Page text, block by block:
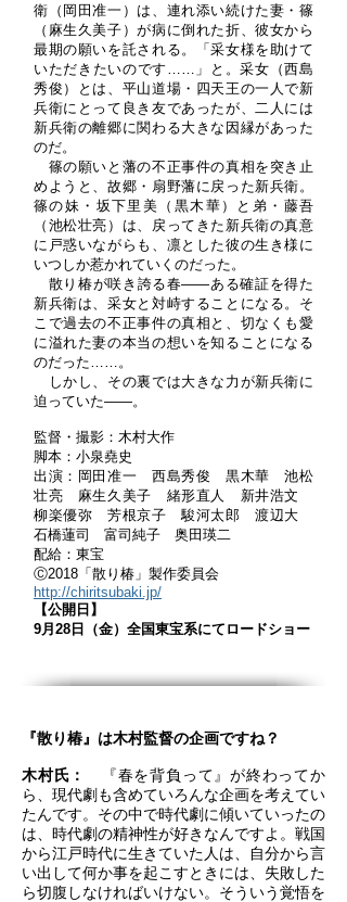
衛（岡田准一）は、連れ添い続けた妻・篠
（麻生久美子）が病に倒れた折、彼女から
最期の願いを託される。「采女様を助けて
いただきたいのです……」と。采女（西島
秀俊）とは、平山道場・四天王の一人で新
兵衛にとって良き友であったが、二人には
新兵衛の離郷に関わる大きな因縁があった
のだ。
篠の願いと藩の不正事件の真相を突き止
めようと、故郷・扇野藩に戻った新兵衛。
篠の妹・坂下里美（黒木華）と弟・藤吾
（池松壮亮）は、戻ってきた新兵衛の真意
に戸惑いながらも、凛とした彼の生き様に
いつしか惹かれていくのだった。
散り椿が咲き誇る春――ある確証を得た
新兵衛は、采女と対峙することになる。そ
こで過去の不正事件の真相と、切なくも愛
に溢れた妻の本当の想いを知ることになる
のだった……。
しかし、その裏では大きな力が新兵衛に
迫っていた――。
監督・撮影：木村大作
脚本：小泉堯史
出演：岡田准一 西島秀俊 黒木華 池松
壮亮 麻生久美子 緒形直人 新井浩文
柳楽優弥 芳根京子 駿河太郎 渡辺大
石橋蓮司 富司純子 奥田瑛二
配給：東宝
Ⓒ2018「散り椿」製作委員会
http://chiritsubaki.jp/
【公開日】
9月28日（金）全国東宝系にてロードショー
『散り椿』は木村監督の企画ですね？
木村氏：
『春を背負って』が終わってか
ら、現代劇も含めていろんな企画を考えてい
たんです。その中で時代劇に傾いていったの
は、時代劇の精神性が好きなんですよ。戦国
から江戸時代に生きていた人は、自分から言
い出して何か事を起こすときには、失敗した
ら切腹しなければいけない。そういう覚悟を